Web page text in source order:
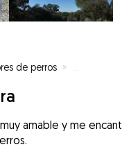
de perros »
amable y me